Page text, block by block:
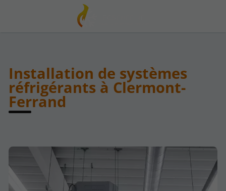
Installation de systèmes
réfrigérants à Clermont-
Ferrand